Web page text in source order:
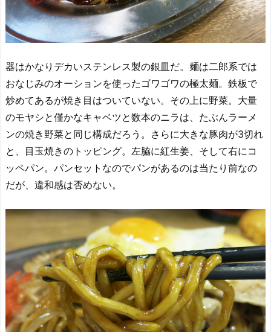
器はかなりデカいステンレス製の銀皿だ。麺は二郎系では
おなじみのオーションを使ったゴワゴワの極太麺。鉄板で
炒めてあるが焼き目はついていない。その上に野菜。大量
のモヤシと僅かなキャベツと数本のニラは、たぶんラーメ
ンの焼き野菜と同じ構成だろう。さらに大きな豚肉が3切れ
と、目玉焼きのトッピング。左脇に紅生姜、そして右にコ
ッペパン。パンセットなのでパンがあるのは当たり前なの
だが、違和感は否めない。